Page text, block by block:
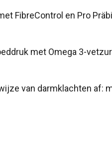
FibreControl en Pro
met Omega 3-
van darmklachten af: